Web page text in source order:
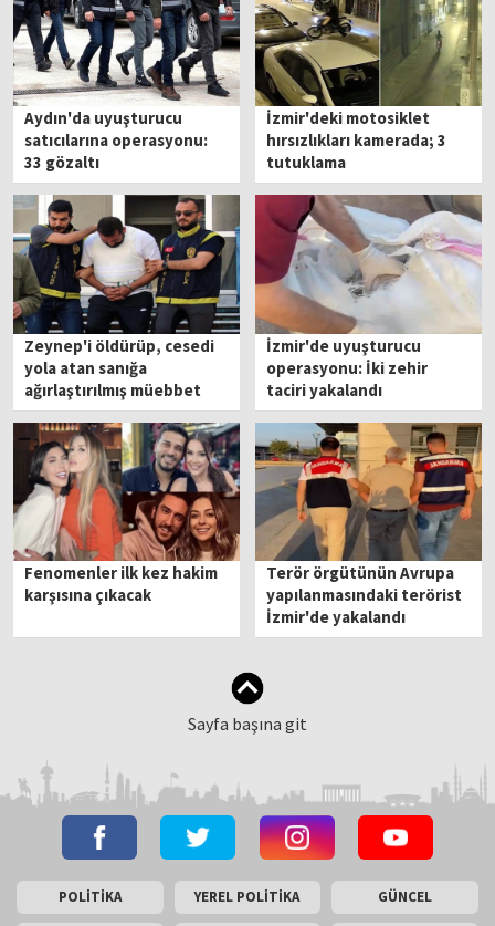
Aydın'da uyuşturucu
satıcılarına operasyonu:
33 gözaltı
İzmir'deki motosiklet
hırsızlıkları kamerada; 3
tutuklama
Zeynep'i öldürüp, cesedi
yola atan sanığa
ağırlaştırılmış müebbet
hapis istemi
İzmir'de uyuşturucu
operasyonu: İki zehir
taciri yakalandı
Fenomenler ilk kez hakim
karşısına çıkacak
Terör örgütünün Avrupa
yapılanmasındaki terörist
İzmir'de yakalandı
Sayfa başına git
POLİTİKA YEREL POLİTİKA GÜNCEL